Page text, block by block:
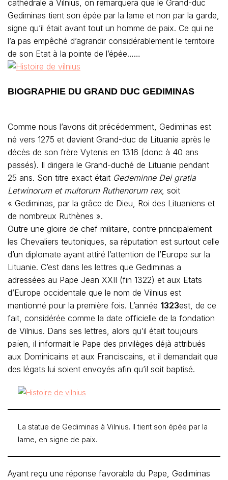
cathédrale à Vilnius, on remarquera que le Grand-duc
Gediminas tient son épée par la lame et non par la garde,
signe qu’il était avant tout un homme de paix. Ce qui ne
l’a pas empêché d’agrandir considérablement le territoire
de son Etat à la pointe de l’épée……
BIOGRAPHIE DU GRAND DUC GEDIMINAS
Comme nous l’avons dit précédemment, Gediminas est
né vers 1275 et devient Grand-duc de Lituanie après le
décès de son frère Vytenis en 1316 (donc à 40 ans
passés). Il dirigera le Grand-duché de Lituanie pendant
25 ans. Son titre exact était Gedeminne Dei gratia
Letwinorum et multorum Ruthenorum rex, soit
« Gediminas, par la grâce de Dieu, Roi des Lituaniens et
de nombreux Ruthènes ».
Outre une gloire de chef militaire, contre principalement
les Chevaliers teutoniques, sa réputation est surtout celle
d’un diplomate ayant attiré l’attention de l’Europe sur la
Lituanie. C’est dans les lettres que Gediminas a
adressées au Pape Jean XXII (fin 1322) et aux Etats
d’Europe occidentale que le nom de Vilnius est
mentionné pour la première fois. L’année 1323est, de ce
fait, considérée comme la date officielle de la fondation
de Vilnius. Dans ses lettres, alors qu’il était toujours
païen, il informait le Pape des privilèges déjà attribués
aux Dominicains et aux Franciscains, et il demandait que
des légats lui soient envoyés afin qu’il soit baptisé.
La statue de Gediminas à Vilnius. Il tient son épée par la
lame, en signe de paix.
Ayant reçu une réponse favorable du Pape, Gediminas